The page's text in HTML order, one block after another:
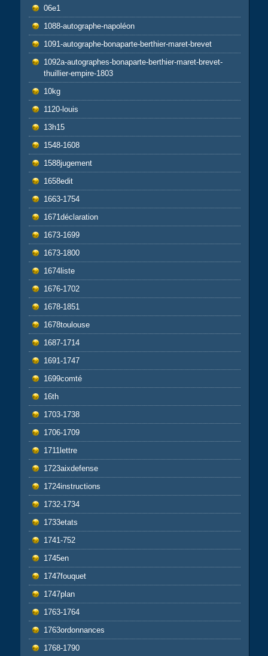
06e1
1088-autographe-napoléon
1091-autographe-bonaparte-berthier-maret-brevet
1092a-autographes-bonaparte-berthier-maret-brevet-
thuillier-empire-1803
10kg
1120-louis
13h15
1548-1608
1588jugement
1658edit
1663-1754
1671déclaration
1673-1699
1673-1800
1674liste
1676-1702
1678-1851
1678toulouse
1687-1714
1691-1747
1699comté
16th
1703-1738
1706-1709
1711lettre
1723aixdefense
1724instructions
1732-1734
1733etats
1741-752
1745en
1747fouquet
1747plan
1763-1764
1763ordonnances
1768-1790